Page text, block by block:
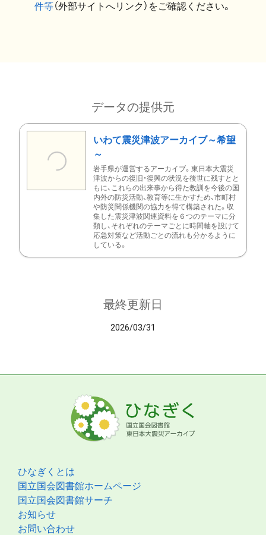
件等（外部サイトへリンク）をご確認ください。
データの提供元
いわて震災津波アーカイブ～希望
～
岩手県が運営するアーカイブ。東日本大震災
津波からの復旧・復興の状況を後世に残すとと
もに、これらの出来事から得た教訓を今後の国
内外の防災活動、教育等に生かすため、市町村
や防災関係機関の協力を得て構築された。収
集した震災津波関連資料を６つのテーマに分
類し、それぞれのテーマごとに時間軸を設けて
応急対策など活動ごとの流れも分かるように
している。
最終更新日
2026/03/31
ひなぎくとは
国立国会図書館ホームページ
国立国会図書館サーチ
お知らせ
お問い合わせ